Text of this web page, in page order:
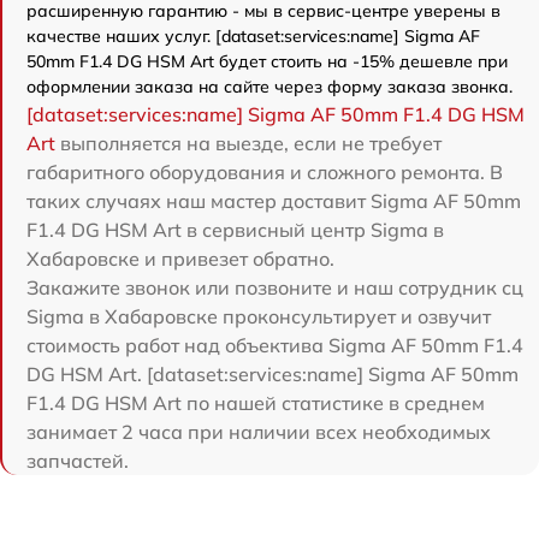
расширенную гарантию - мы в сервис-центре уверены в
качестве наших услуг. [dataset:services:name] Sigma AF
50mm F1.4 DG HSM Art будет стоить на -15% дешевле при
оформлении заказа на сайте через форму заказа звонка.
[dataset:services:name] Sigma AF 50mm F1.4 DG HSM
Art выполняется на выезде, если не требует
габаритного оборудования и сложного ремонта. В
таких случаях наш мастер доставит Sigma AF 50mm
F1.4 DG HSM Art в сервисный центр Sigma в
Хабаровске и привезет обратно.
Закажите звонок или позвоните и наш сотрудник сц
Sigma в Хабаровске проконсультирует и озвучит
стоимость работ над объектива Sigma AF 50mm F1.4
DG HSM Art. [dataset:services:name] Sigma AF 50mm
F1.4 DG HSM Art по нашей статистике в среднем
занимает 2 часа при наличии всех необходимых
запчастей.